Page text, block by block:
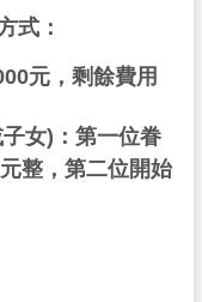
式：
元，剩餘費用
女)：第一位眷
整，第二位開始